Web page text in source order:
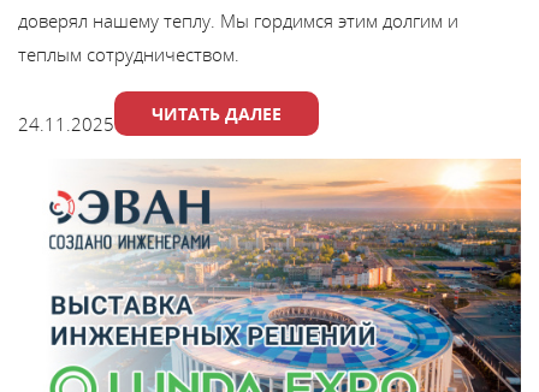
доверял нашему теплу. Мы гордимся этим долгим и
теплым сотрудничеством.
24.11.2025 ЧИТАТЬ ДАЛЕЕ